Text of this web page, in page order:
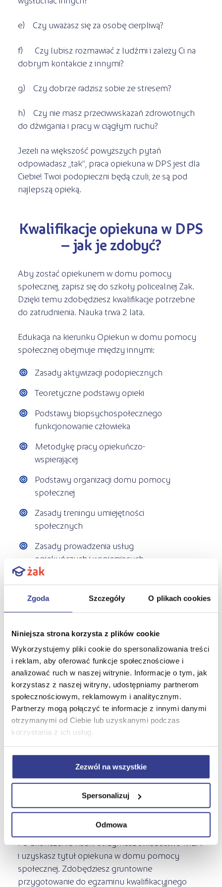
Zgoda Szczegóły O plikach cookies
Niniejsza strona korzysta z plików cookie
Wykorzystujemy pliki cookie do spersonalizowania treści
i reklam, aby oferować funkcje społecznościowe i
analizować ruch w naszej witrynie. Informacje o tym, jak
korzystasz z naszej witryny, udostępniamy partnerom
społecznościowym, reklamowym i analitycznym.
Partnerzy mogą połączyć te informacje z innymi danymi
otrzymanymi od Ciebie lub uzyskanymi podczas
korzystania z ich usług.
Zezwól na wszystkie
Spersonalizuj
Odmowa
e) Czy uważasz się za osobę cierpliwą?
f) Czy lubisz rozmawiać z ludźmi i zależy Ci na
dobrym kontakcie z innymi?
g) Czy dobrze radzisz sobie ze stresem?
h) Czy nie masz przeciwwskazań zdrowotnych
do dźwigania i pracy w ciągłym ruchu?
Jeżeli na większość powyższych pytań
odpowiadasz „tak”, praca opiekuna w DPS jest dla
Ciebie! Twoi podopieczni będą czuli, że są pod
najlepszą opieką.
Kwalifikacje opiekuna w DPS
– jak je zdobyć?
Aby zostać opiekunem w domu pomocy
społecznej, zapisz się do szkoły policealnej Żak.
Dzięki temu zdobędziesz kwalifikacje potrzebne
do zatrudnienia. Nauka trwa 2 lata.
Edukacja na kierunku Opiekun w domu pomocy
społecznej obejmuje między innymi:
Zasady aktywizacji podopiecznych
Teoretyczne podstawy opieki
Podstawy biopsychospołecznego
funkcjonowanie człowieka
Metodykę pracy opiekuńczo-
wspierającej
Podstawy organizacji domu pomocy
społecznej
Zasady treningu umiejętności
społecznych
Zasady prowadzenia usług
opiekuńczych i wspierających
Język migowy
Język obcy w pomocy społecznej
zawodowego z kwalifikacji:Świadczenie usług
opiekuńczo-wspierających osobie podopiecznej
(SPO.03.).
Dlaczego warto?
Kierunek Opiekun w domu pomocy społecznej w
w krótkim czasie.
Nauka w Żaku jest bezpłatna, jeżeli zachowasz
frekwencję powyżej 50% w ciągu roku. O
szczegóły zapytaj w sekretariacie szkoły w Twoim
Po ukończeniu nauki otrzymasz świadectwo MEN
i uzyskasz tytuł opiekuna w domu pomocy
społecznej. Zdobędziesz gruntowne
przygotowanie do egzaminu kwalifikacyjnego